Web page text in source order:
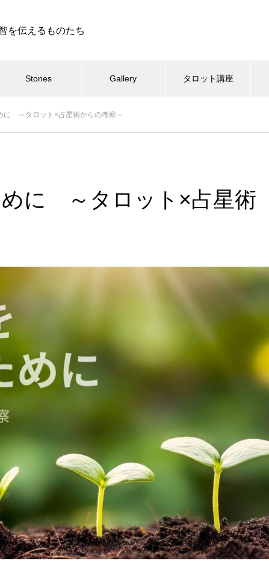
を伝えるものたち
Stones Gallery タロット講座
に ～タロット×占星術からの考察～
めに ～タロット×占星術